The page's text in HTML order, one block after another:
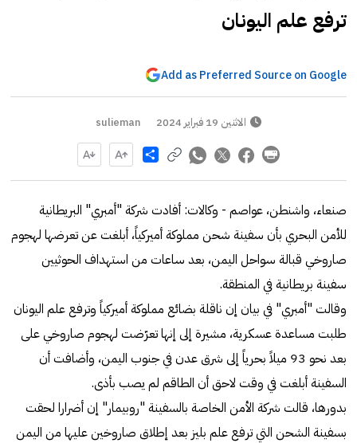
ترفع علم اليونان
Add as Preferred Source on Google
الاثنين 19 فبراير 2024 sulieman
Share
صنعاء، واشنطن، عواصم - وكالات: أفادت شركة "أمبري" البريطانية
للأمن البحري بأن سفينة شحن مملوكة أميركياً، أبلغت عن تعرضها لهجوم
صاروخي قبالة سواحل اليمن، بعد ساعات من استهداف الحوثيين
سفينة بريطانية في المنطقة.
وقالت "أمبري" في بيان إن ناقلة بضائع مملوكة أميركياً وترفع علم اليونان
طلبت مساعدة عسكرية، مشيرة إلى إنها تعرّضت لهجوم صاروخي على
بعد نحو 93 ميلاً بحرياً إلى شرق عدن في جنوب اليمن، وأضافت أن
السفينة أبلغت في وقت لاحق أن الطاقم لم يصب بأذى.
بدورها، قالت شركة الأمن الخاصة بالسفينة "روبيمار" إن أضرارا لحقت
بسفينة الشحن التي ترفع علم بليز بعد إطلاق صاروخين عليها من اليمن